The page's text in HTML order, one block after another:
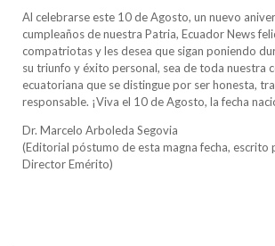
Al celebrarse este 10 de Agosto, un nuevo
cumpleaños de nuestra Patria, Ecuador News
compatriotas y les desea que sigan poniendo
su triunfo y éxito personal, sea de toda nuestra
ecuatoriana que se distingue por ser honesta,
responsable. ¡Viva el 10 de Agosto, la fecha
Dr. Marcelo Arboleda Segovia
(Editorial póstumo de esta magna fecha, escrito
Director Emérito)